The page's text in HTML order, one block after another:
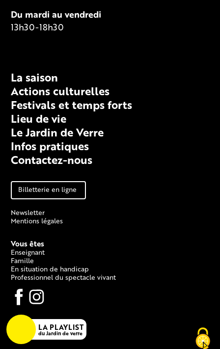
Du mardi au vendredi
13h30-18h30
La saison
Actions culturelles
Festivals et temps forts
Lieu de vie
Le Jardin de Verre
Infos pratiques
Contactez-nous
Billetterie en ligne
Newsletter
Mentions légales
Vous êtes
Enseignant
Famille
En situation de handicap
Professionnel du spectacle vivant